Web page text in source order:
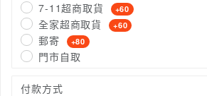
7-11超商取貨 +60
全家超商取貨 +60
郵寄 +80
門市自取
付款方式